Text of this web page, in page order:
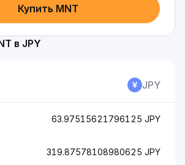
Купить MNT
в JPY
JPY
63.97515621796125 JPY
319.87578108980625 JPY